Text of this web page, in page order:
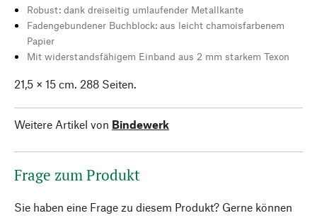
Robust: dank dreiseitig umlaufender Metallkante
Fadengebundener Buchblock: aus leicht chamoisfarbenem
Papier
Mit widerstandsfähigem Einband aus 2 mm starkem Texon
21,5 × 15 cm. 288 Seiten.
Weitere Artikel von Bindewerk
Frage zum Produkt
Sie haben eine Frage zu diesem Produkt? Gerne können